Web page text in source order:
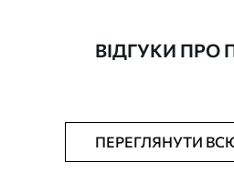
Додатково Можна додати
ВІДГУКИ ПРО
ПЕРЕГЛЯНУТИ